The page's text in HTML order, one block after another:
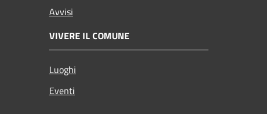
Avvisi
VIVERE IL COMUNE
Luoghi
Eventi